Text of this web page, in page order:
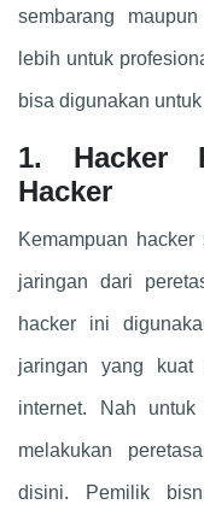
sembarang
lebih untuk
bisa digunakan
1. Hacker
Hacker
Kemampuan
jaringan dari
hacker ini
jaringan yang
internet. Nah
melakukan
disini. Pemilik